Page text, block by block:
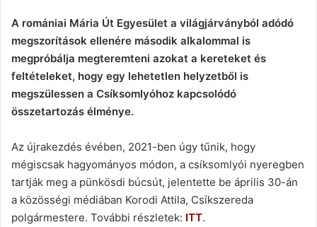
A romániai Mária Út Egyesület a világjárványból adódó
megszorítások ellenére második alkalommal is
megpróbálja megteremteni azokat a kereteket és
feltételeket, hogy egy lehetetlen helyzetből is
megszülessen a Csíksomlyóhoz kapcsolódó
összetartozás élménye.
Az újrakezdés évében, 2021-ben úgy tűnik, hogy
mégiscsak hagyományos módon, a csíksomlyói nyeregben
tartják meg a pünkösdi búcsút, jelentette be április 30-án
a közösségi médiában Korodi Attila, Csíkszereda
polgármestere. További részletek: ITT.